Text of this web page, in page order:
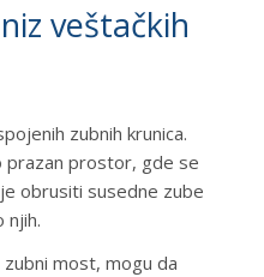
veštačkih
zubnih krunica.
prostor, gde se
obrusiti susedne zube
njih.
most, mogu da